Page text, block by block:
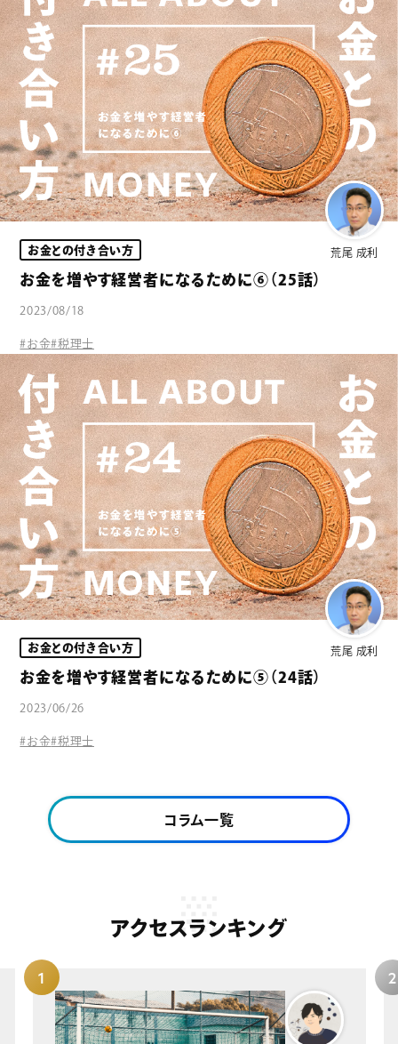
荒尾 成利
お金との付き合い方
お金を増やす経営者になるために⑥（25話）
2023/08/18
#お金#税理士
荒尾 成利
お金との付き合い方
お金を増やす経営者になるために⑤（24話）
2023/06/26
#お金#税理士
コラム一覧
アクセスランキング